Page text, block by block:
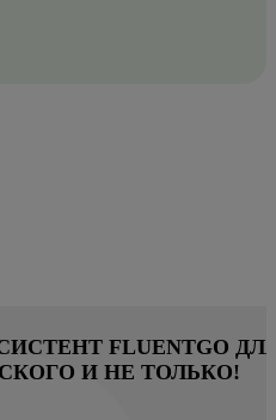
FLUENTGO
И НЕ ТОЛЬКО!